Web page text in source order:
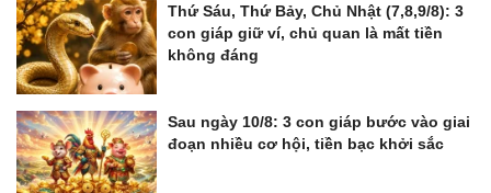
Thứ Sáu, Thứ Bảy, Chủ Nhật (7,8,9/8): 3
con giáp giữ ví, chủ quan là mất tiền
không đáng
Sau ngày 10/8: 3 con giáp bước vào giai
đoạn nhiều cơ hội, tiền bạc khởi sắc